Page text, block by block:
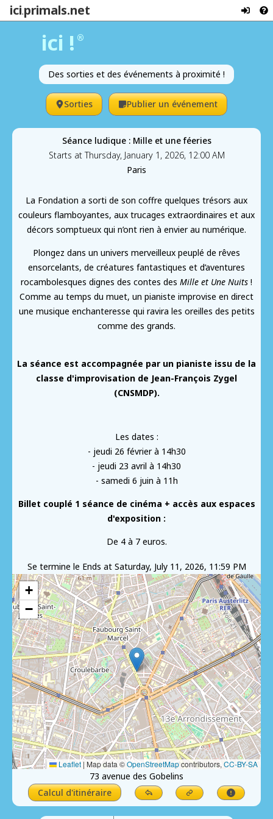
ici.primals.net
ici ! ®
Des sorties et des événements à proximité !
Sorties Publier un événement
Séance ludique : Mille et une féeries
Starts at Thursday, January 1, 2026, 12:00 AM
Paris
La Fondation a sorti de son coffre quelques trésors aux
couleurs flamboyantes, aux trucages extraordinaires et aux
décors somptueux qui n’ont rien à envier au numérique.
Plongez dans un univers merveilleux peuplé de rêves
ensorcelants, de créatures fantastiques et d’aventures
rocambolesques dignes des contes des Mille et Une Nuits !
Comme au temps du muet, un pianiste improvise en direct
une musique enchanteresse qui ravira les oreilles des petits
comme des grands.
La séance est accompagnée par un pianiste issu de la
classe d'improvisation de Jean-François Zygel
(CNSMDP).
Les dates :
- jeudi 26 février à 14h30
- jeudi 23 avril à 14h30
- samedi 6 juin à 11h
Billet couplé 1 séance de cinéma + accès aux espaces
d'exposition :
De 4 à 7 euros.
Se termine le Ends at Saturday, July 11, 2026, 11:59 PM
+
−
Leaflet | Map data ©OpenStreetMapcontributors, CC-BY-SA
73 avenue des Gobelins
Calcul d'itinéraire